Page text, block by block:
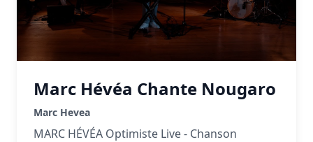
Marc Hévéa Chante Nougaro
Marc Hevea
MARC HÉVÉA Optimiste Live - Chanson